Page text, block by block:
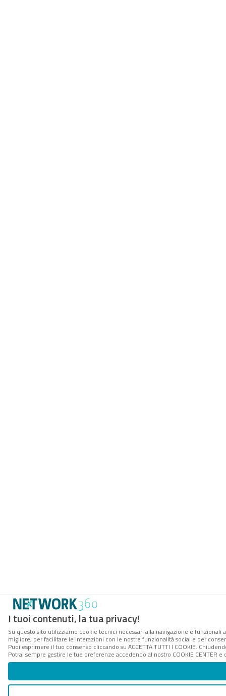
I tuoi contenuti, la tua privacy!
Su questo sito utilizziamo cookie tecnici necessari alla navigazione e
migliore, per facilitare le interazioni con le nostre funzionalità social e per
Puoi esprimere il tuo consenso cliccando su ACCETTA TUTTI I COOKIE.
Potrai sempre gestire le tue preferenze accedendo al nostro COOKIE